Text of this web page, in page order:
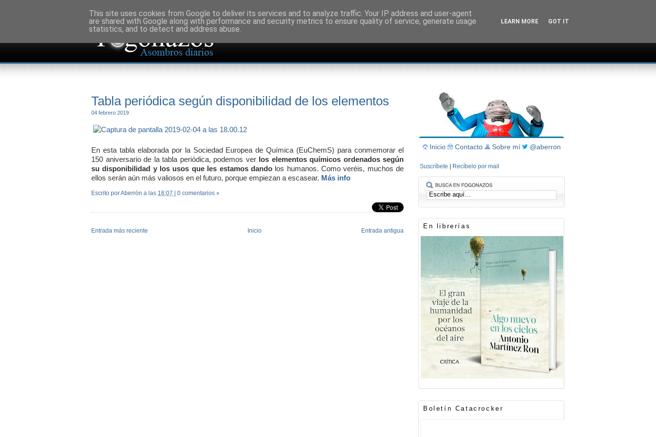
Tabla periódica según disponibilidad de los elementos
04 febrero 2019
En esta tabla elaborada por la Sociedad Europea de Química (EuChemS) para conmemorar el
150 aniversario de la tabla periódica, podemos ver los elementos químicos ordenados según
su disponibilidad y los usos que les estamos dandolos humanos. Como veréis, muchos de
ellos serán aún más valiosos en el futuro, porque empiezan a escasear. Más info
Escrito por Aberrón a las 18:07 | 0 comentarios »
Entrada más reciente Entrada antigua
Inicio
Inicio Contacto Sobre mí @aberron
Suscríbete Recíbelo por mail
En librerías
Boletín Catacrocker
This site uses cookies from Google to deliver its services and to analyze traffic. Your IP address and user-agent
are shared with Google along with performance and security metrics to ensure quality of service, generate usage
statistics, and to detect and address abuse.
LEARN MORE GOT IT